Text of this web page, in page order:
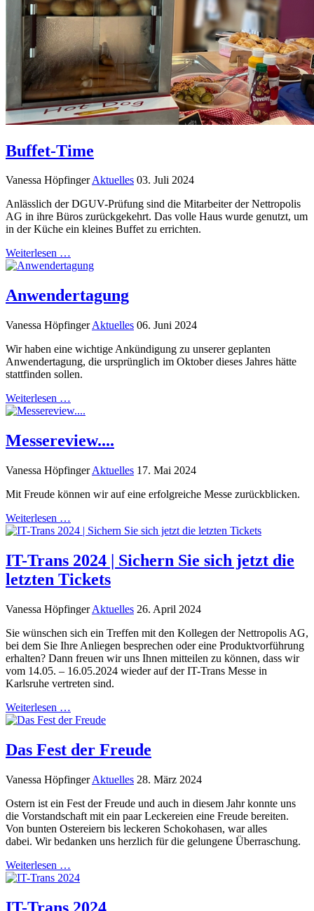
Buffet-Time
Vanessa HöpfingerAktuelles 03. Juli 2024
Anlässlich der DGUV-Prüfung sind die Mitarbeiter der Nettropolis
AG in ihre Büros zurückgekehrt. Das volle Haus wurde genutzt, um
in der Küche ein kleines Buffet zu errichten.
Weiterlesen …
Anwendertagung
Vanessa Höpfinger Aktuelles 06. Juni 2024
Wir haben eine wichtige Ankündigung zu unserer geplanten
Anwendertagung, die ursprünglich im Oktober dieses Jahres hätte
stattfinden sollen.
Weiterlesen …
Messereview....
Vanessa Höpfinger Aktuelles 17. Mai 2024
Mit Freude können wir auf eine erfolgreiche Messe zurückblicken.
Weiterlesen …
IT-Trans 2024 | Sichern Sie sich jetzt die
letzten Tickets
Vanessa Höpfinger Aktuelles 26. April 2024
Sie wünschen sich ein Treffen mit den Kollegen der Nettropolis AG,
bei dem Sie Ihre Anliegen besprechen oder eine Produktvorführung
erhalten? Dann freuen wir uns Ihnen mitteilen zu können, dass wir
vom 14.05. – 16.05.2024 wieder auf der IT-Trans Messe in
Karlsruhe vertreten sind.
Weiterlesen …
Das Fest der Freude
Vanessa Höpfinger Aktuelles 28. März 2024
Ostern ist ein Fest der Freude und auch in diesem Jahr konnte uns
die Vorstandschaft mit ein paar Leckereien eine Freude bereiten.
Von bunten Ostereiern bis leckeren Schokohasen, war alles
dabei. Wir bedanken uns herzlich für die gelungene Überraschung.
Weiterlesen …
IT-Trans 2024